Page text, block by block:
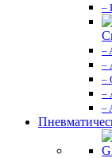
–
–
–
–
–
–